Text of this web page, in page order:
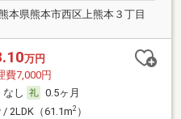
熊本県熊本市西区上熊本３丁目
万円
費7,000円
なし
0.5ヶ月
/ 2LDK（61.1m2）